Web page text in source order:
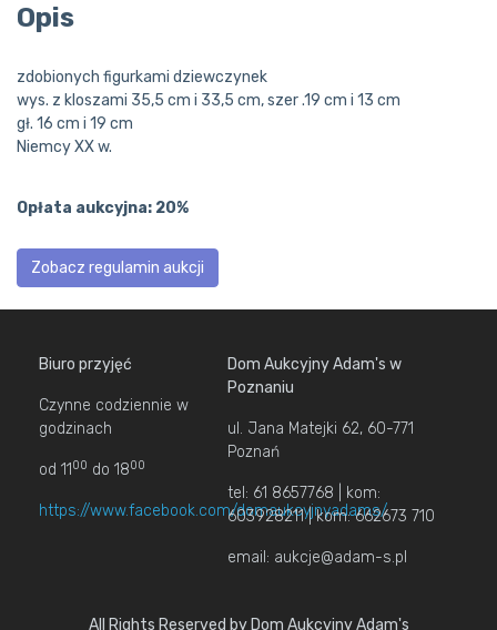
Opis
zdobionych figurkami dziewczynek
wys. z kloszami 35,5 cm i 33,5 cm, szer .19 cm i 13 cm
gł. 16 cm i 19 cm
Niemcy XX w.
Opłata aukcyjna: 20%
Zobacz regulamin aukcji
Biuro przyjęć
Czynne codziennie w
godzinach
od 11 00 do 1800
https://www.facebook.com/domaukcyjnyadams/
Dom Aukcyjny Adam's w
Poznaniu
ul. Jana Matejki 62, 60-771
Poznań
tel: 61 8657768 | kom:
603928211 | kom: 662673 710
email: aukcje@adam-s.pl
All Rights Reserved by Dom Aukcyjny Adam's